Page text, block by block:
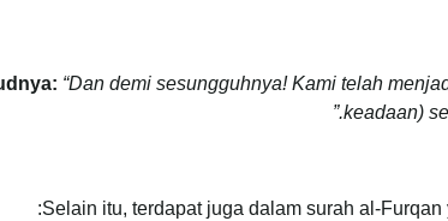
“Dan demi sesungguhnya! Kami telah
keadaan)
Selain itu, terdapat juga dalam surah al-